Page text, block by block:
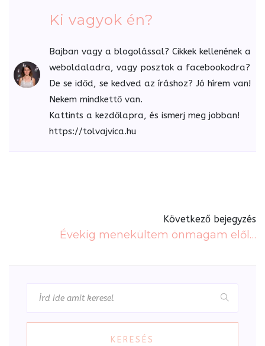
Ki vagyok én?
Bajban vagy a blogolással? Cikkek kellenének a
weboldaladra, vagy posztok a facebookodra?
De se időd, se kedved az íráshoz? Jó hírem van!
Nekem mindkettő van.
Kattints a kezdőlapra, és ismerj meg jobban!
https://tolvajvica.hu
Következő bejegyzés
Évekig menekültem önmagam elől…
KERESÉS